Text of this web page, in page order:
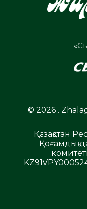
© 2026 .
Қазақстан
Қоғамдық